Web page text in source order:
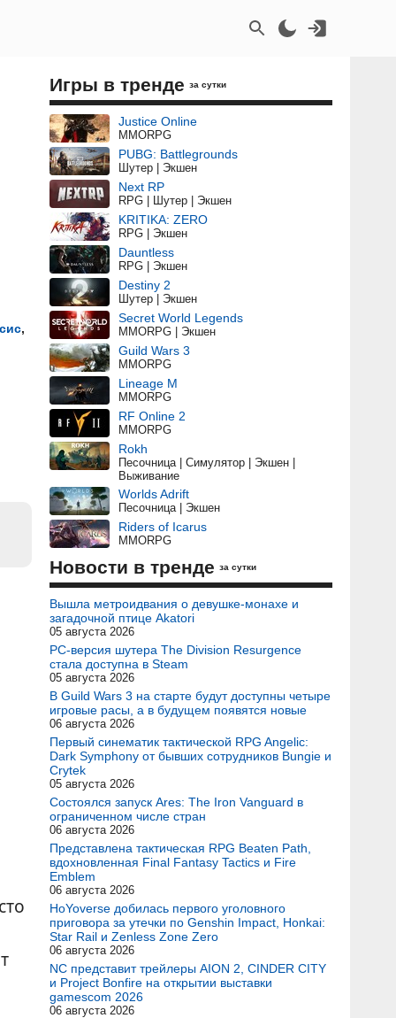
,
Игры в тренде за сутки
Justice Online
MMORPG
PUBG: Battlegrounds
Шутер | Экшен
Next RP
RPG | Шутер | Экшен
KRITIKA: ZERO
RPG | Экшен
Dauntless
RPG | Экшен
Destiny 2
Шутер | Экшен
Secret World Legends
MMORPG | Экшен
Guild Wars 3
MMORPG
Lineage M
MMORPG
RF Online 2
MMORPG
Rokh
Песочница | Симулятор | Экшен |
Выживание
Worlds Adrift
Песочница | Экшен
Riders of Icarus
MMORPG
Новости в тренде за сутки
Вышла метроидвания о девушке-монахе и
загадочной птице Akatori
05 августа 2026
PC-версия шутера The Division Resurgence
стала доступна в Steam
05 августа 2026
В Guild Wars 3 на старте будут доступны четыре
игровые расы, а в будущем появятся новые
06 августа 2026
Первый синематик тактической RPG Angelic:
Dark Symphony от бывших сотрудников Bungie и
Crytek
05 августа 2026
Состоялся запуск Ares: The Iron Vanguard в
ограниченном числе стран
06 августа 2026
Представлена тактическая RPG Beaten Path,
вдохновленная Final Fantasy Tactics и Fire
Emblem
06 августа 2026
HoYoverse добилась первого уголовного
приговора за утечки по Genshin Impact, Honkai:
Star Rail и Zenless Zone Zero
06 августа 2026
NC представит трейлеры AION 2, CINDER CITY
и Project Bonfire на открытии выставки
gamescom 2026
06 августа 2026